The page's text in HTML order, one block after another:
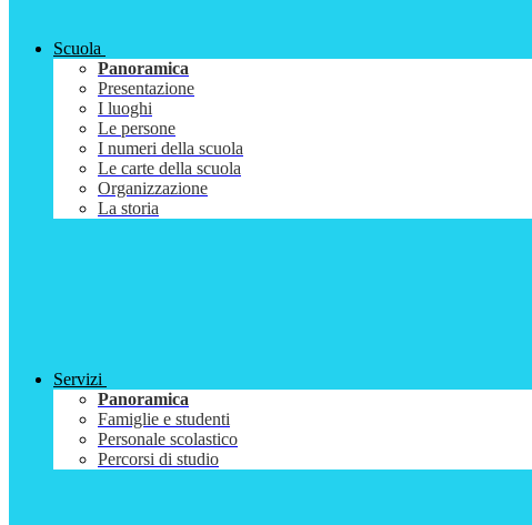
Scuola
Panoramica
Presentazione
I luoghi
Le persone
I numeri della scuola
Le carte della scuola
Organizzazione
La storia
Servizi
Panoramica
Famiglie e studenti
Personale scolastico
Percorsi di studio